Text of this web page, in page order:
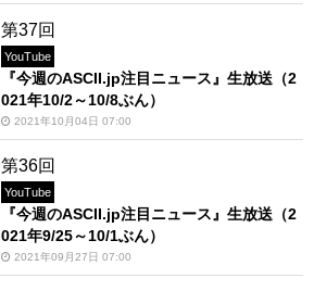
第37回
YouTube
『今週のASCII.jp注目ニュース』生放送（2
021年10/2～10/8ぶん）
2021年10月04日 07:00
第36回
YouTube
『今週のASCII.jp注目ニュース』生放送（2
021年9/25～10/1ぶん）
2021年09月27日 07:00